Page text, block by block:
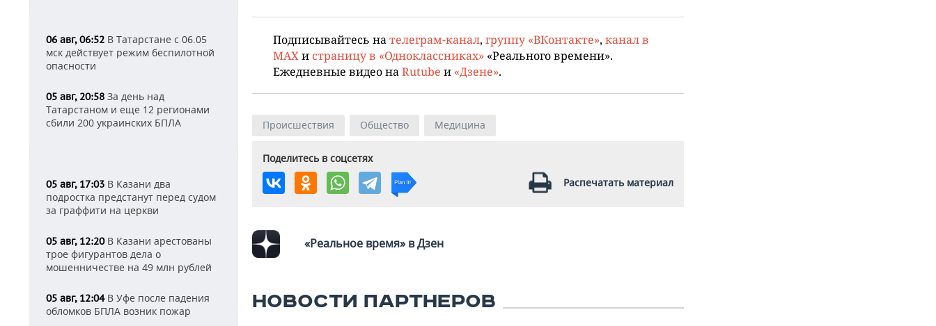
06 авг, 06:52 В Татарстане с 06.05
мск действует режим беспилотной
опасности
05 авг, 20:58 За день над
Татарстаном и еще 12 регионами
сбили 200 украинских БПЛА
05 авг, 17:03 В Казани два
подростка предстанут перед судом
за граффити на церкви
05 авг, 12:20В Казани арестованы
трое фигурантов дела о
мошенничестве на 49 млн рублей
05 авг, 12:04В Уфе после падения
обломков БПЛА возник пожар
Подписывайтесь нателеграм-канал, группу «ВКонтакте», канал в
MAXи страницу в «Одноклассниках» «Реального времени».
Ежедневные видео наRutube и «Дзене».
Происшествия Общество Медицина
Поделитесь в соцсетях
Распечатать материал
«Реальное время» в Дзен
НОВОСТИ ПАРТНЕРОВ